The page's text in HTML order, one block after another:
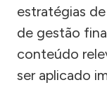
estratégias
de gestão
conteúdo
ser aplicado